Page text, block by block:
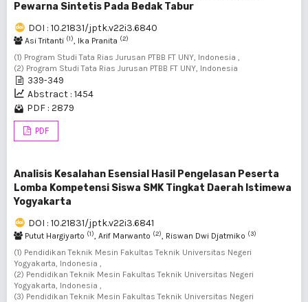
Pewarna Sintetis Pada Bedak Tabur
DOI : 10.21831/jptk.v22i3.6840
Asi Tritanti (1), Ika Pranita (2)
(1) Program Studi Tata Rias Jurusan PTBB FT UNY, Indonesia ,
(2) Program Studi Tata Rias Jurusan PTBB FT UNY, Indonesia
339-349
Abstract : 1454
PDF : 2879
PDF
Analisis Kesalahan Esensial Hasil Pengelasan Peserta
Lomba Kompetensi Siswa SMK Tingkat Daerah Istimewa
Yogyakarta
DOI : 10.21831/jptk.v22i3.6841
Putut Hargiyarto (1), Arif Marwanto (2), Riswan Dwi Djatmiko (3)
(1) Pendidikan Teknik Mesin Fakultas Teknik Universitas Negeri
Yogyakarta, Indonesia ,
(2) Pendidikan Teknik Mesin Fakultas Teknik Universitas Negeri
Yogyakarta, Indonesia ,
(3) Pendidikan Teknik Mesin Fakultas Teknik Universitas Negeri